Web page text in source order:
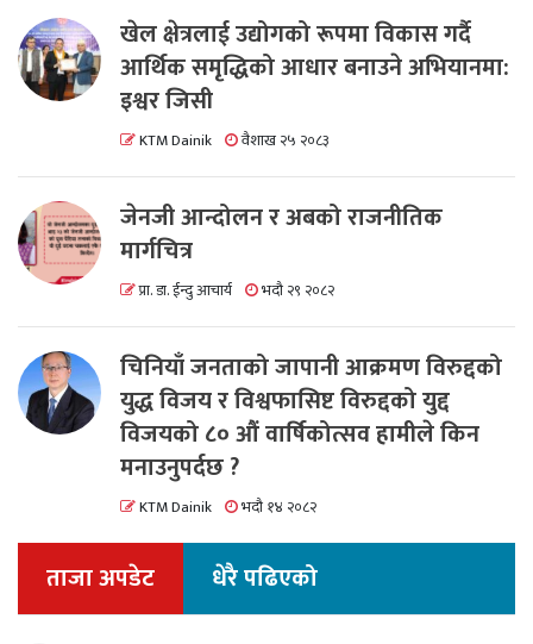
खेल क्षेत्रलाई उद्योगको रूपमा विकास गर्दै
आर्थिक समृद्धिको आधार बनाउने अभियानमा:
इश्वर जिसी
KTM Dainik वैशाख २५ २०८३
जेनजी आन्दोलन र अबको राजनीतिक
मार्गचित्र
प्रा. डा. ईन्दु आचार्य भदौ २९ २०८२
चिनियाँ जनताको जापानी आक्रमण विरुद्दको
युद्ध विजय र विश्वफासिष्ट विरुद्दको युद्द
विजयको ८० औं वार्षिकोत्सव हामीले किन
मनाउनुपर्दछ ?
KTM Dainik भदौ १४ २०८२
ताजा अपडेट धेरै पढिएको